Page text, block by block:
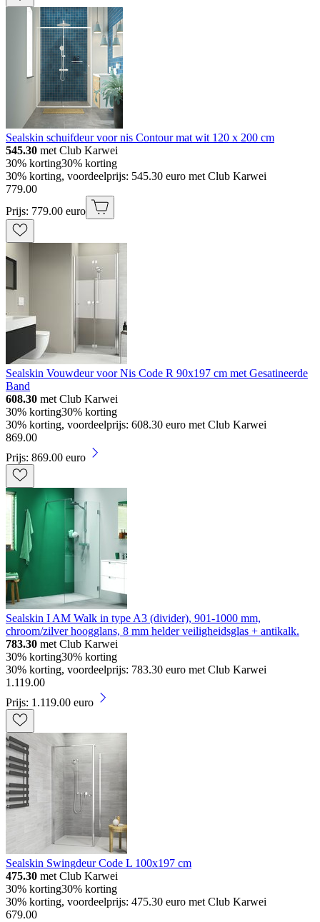
Sealskin schuifdeur voor nis Contour mat wit 120 x 200 cm
545.30 met Club Karwei
30% korting30% korting
30% korting, voordeelprijs: 545.30 euro met Club Karwei
779.00
Prijs: 779.00 euro
Sealskin Vouwdeur voor Nis Code R 90x197 cm met Gesatineerde
Band
608.30 met Club Karwei
30% korting30% korting
30% korting, voordeelprijs: 608.30 euro met Club Karwei
869.00
Prijs: 869.00 euro
Sealskin I AM Walk in type A3 (divider), 901-1000 mm,
chroom/zilver hoogglans, 8 mm helder veiligheidsglas + antikalk.
783.30 met Club Karwei
30% korting30% korting
30% korting, voordeelprijs: 783.30 euro met Club Karwei
1 .119.00
Prijs: 1.119.00 euro
Sealskin Swingdeur Code L 100x197 cm
475.30 met Club Karwei
30% korting30% korting
30% korting, voordeelprijs: 475.30 euro met Club Karwei
679.00